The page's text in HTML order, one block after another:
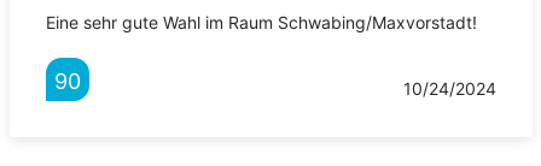
Eine sehr gute Wahl im Raum Schwabing/Maxvorstadt!
90 10/24/2024